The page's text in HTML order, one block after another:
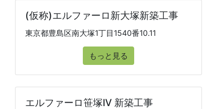
(仮称)エルファーロ新大塚新築工事
東京都豊島区南大塚1丁目1540番10.11
もっと見る
エルファーロ笹塚IV 新築工事